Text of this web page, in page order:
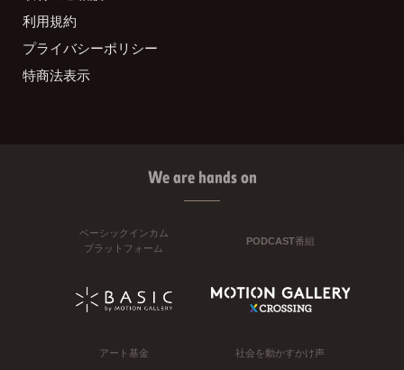
利用規約
プライバシーポリシー
特商法表示
We are hands on
ベーシックインカム
プラットフォーム
PODCAST番組
アート基金 社会を動かすかけ声